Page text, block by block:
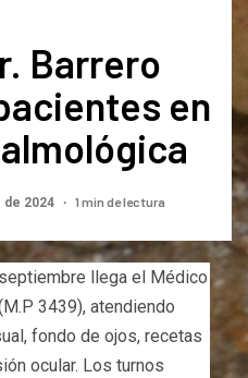
Barrero
en
2024 1 min de lectura
llega el Médico
3439), atendiendo
fondo de ojos, recetas
ocular. Los turnos